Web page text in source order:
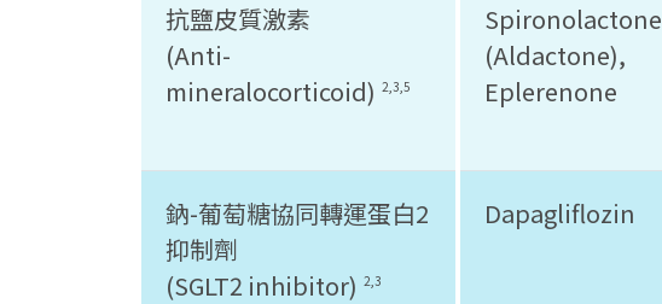
抗鹽皮質激素
(Anti-
mineralocorticoid) 2,3,5
Spironolactone
(Aldactone),
Eplerenone
鈉-葡萄糖協同轉運蛋白2
抑制劑
(SGLT2 inhibitor) 2,3
Dapagliflozin